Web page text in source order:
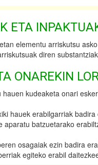
ETA
elementu arriskutsu
diren
ONAREKIN
hauen kudeaketa onari
hauek erabilgarriak
aparatu batzuetarako
osagaiak ezin badira
egiteko erabil